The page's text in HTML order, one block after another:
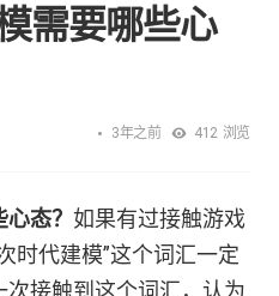
需要哪些心
3年之前 412 浏览
态？ 如果有过接触游戏
时代建模”这个词汇一定
接触到这个词汇，认为